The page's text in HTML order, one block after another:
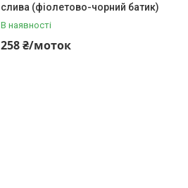
слива (фіолетово-чорний батик)
В наявності
258 ₴/моток